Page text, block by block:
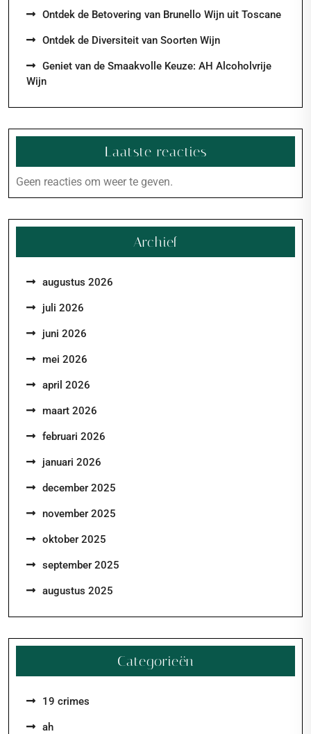
Ontdek de Betovering van Brunello Wijn uit Toscane
Ontdek de Diversiteit van Soorten Wijn
Geniet van de Smaakvolle Keuze: AH Alcoholvrije
Wijn
Laatste reacties
Geen reacties om weer te geven.
Archief
augustus 2026
juli 2026
juni 2026
mei 2026
april 2026
maart 2026
februari 2026
januari 2026
december 2025
november 2025
oktober 2025
september 2025
augustus 2025
Categorieën
19 crimes
ah